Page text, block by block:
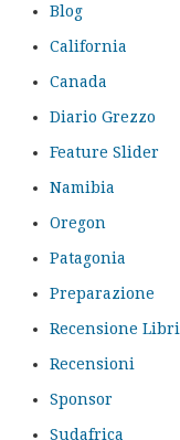
Blog
California
Canada
Diario Grezzo
Feature Slider
Namibia
Oregon
Patagonia
Preparazione
Recensione Libri
Recensioni
Sponsor
Sudafrica